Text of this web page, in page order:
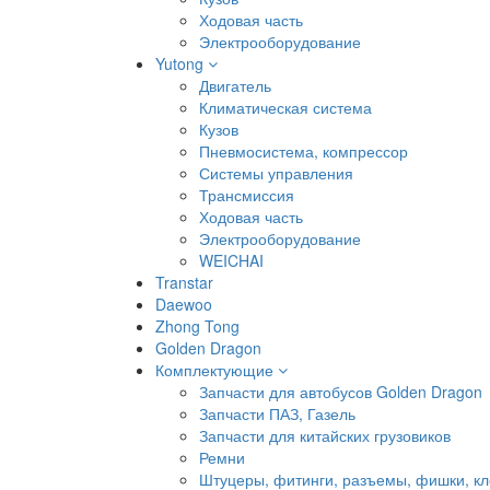
Ходовая часть
Электрооборудование
Yutong
Двигатель
Климатическая система
Кузов
Пневмосистема, компрессор
Системы управления
Трансмиссия
Ходовая часть
Электрооборудование
WEICHAI
Transtar
Daewoo
Zhong Tong
Golden Dragon
Комплектующие
Запчасти для автобусов Golden Dragon
Запчасти ПАЗ, Газель
Запчасти для китайских грузовиков
Ремни
Штуцеры, фитинги, разъемы, фишки,